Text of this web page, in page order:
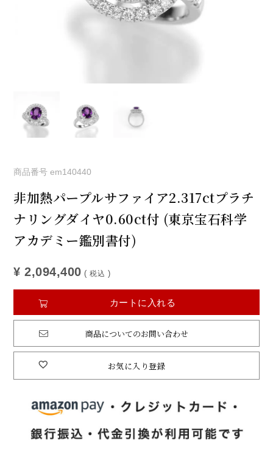
商品番号 em140440
非加熱パープルサファイア2.317ctプラチ
ナリングダイヤ0.60ct付 (東京宝石科学
アカデミー鑑別書付)
¥ 2,094,400 税込
お気に入り登録
カートに入れる
商品についてのお問い合わせ